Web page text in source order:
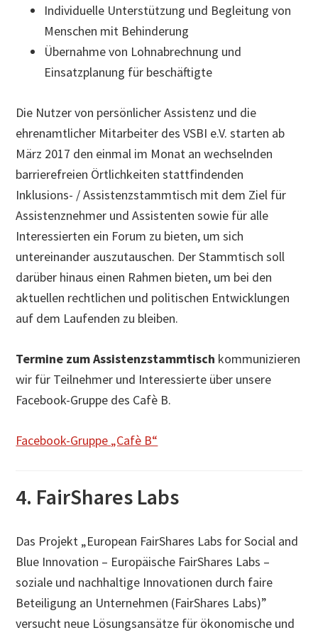
Individuelle Unterstützung und Begleitung von
Menschen mit Behinderung
Übernahme von Lohnabrechnung und
Einsatzplanung für beschäftigte
Die Nutzer von persönlicher Assistenz und die
ehrenamtlicher Mitarbeiter des VSBI e.V. starten ab
März 2017 den einmal im Monat an wechselnden
barrierefreien Örtlichkeiten stattfindenden
Inklusions- / Assistenzstammtisch mit dem Ziel für
Assistenznehmer und Assistenten sowie für alle
Interessierten ein Forum zu bieten, um sich
untereinander auszutauschen. Der Stammtisch soll
darüber hinaus einen Rahmen bieten, um bei den
aktuellen rechtlichen und politischen Entwicklungen
auf dem Laufenden zu bleiben.
Termine zum Assistenzstammtisch kommunizieren
wir für Teilnehmer und Interessierte über unsere
Facebook-Gruppe des Cafè B.
Facebook-Gruppe „Cafè B“
4. FairShares Labs
Das Projekt „European FairShares Labs for Social and
Blue Innovation – Europäische FairShares Labs –
soziale und nachhaltige Innovationen durch faire
Beteiligung an Unternehmen (FairShares Labs)”
versucht neue Lösungsansätze für ökonomische und